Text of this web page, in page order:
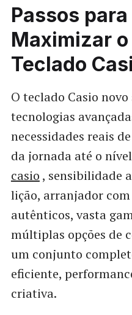
Passos
Maximizar o
Teclado
O teclado Casio
tecnologias
necessidades reais
da jornada até o
casio , sensibilidade
lição, arranjador
autênticos, vasta
múltiplas opções de
um conjunto
eficiente,
criativa.